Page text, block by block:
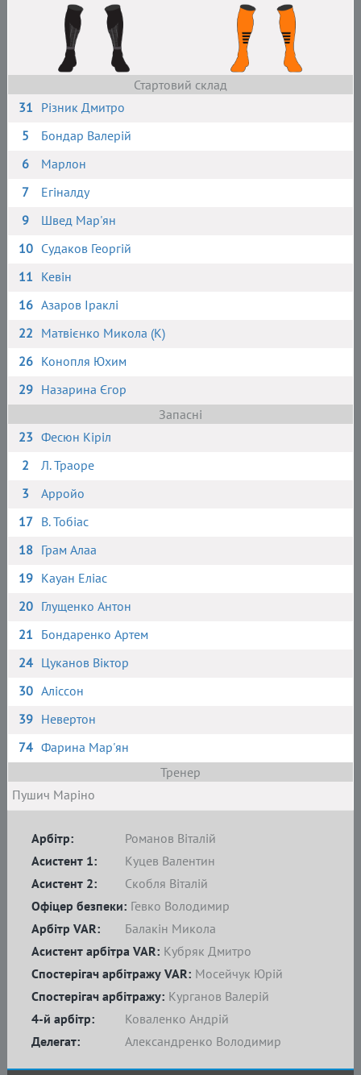
Стартовий склад
31 Різник Дмитро
5
Бондар Валерій
6
Марлон
7
Егіналду
9
Швед Мар'ян
10 Судаков Георгій
11 Кевін
16 Азаров Іраклі
22 Матвієнко Микола (К)
26 Конопля Юхим
29 Назарина Єгор
Запасні
23 Фесюн Кіріл
2
Л. Траоре
3
Арройо
17 В. Тобіас
18 Грам Алаа
19 Кауан Еліас
20 Глущенко Антон
21 Бондаренко Артем
24 Цуканов Віктор
30 Аліссон
39 Невертон
74 Фарина Мар'ян
Тренер
Пушич Маріно
Арбітр:
Романов Віталій
Асистент 1:
Куцев Валентин
Асистент 2:
Скобля Віталій
4-й арбітр:
Коваленко Андрій
Делегат:
Александренко Володимир
Спостерігач арбітражу: Курганов Валерій
Офіцер безпеки: Гевко Володимир
Арбітр VAR:
Балакін Микола
Асистент арбітра VAR: Кубряк Дмитро
Спостерігач арбітражу VAR: Мосейчук Юрій